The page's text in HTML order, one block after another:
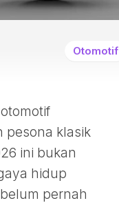
Otomotif
pesona klasik
ini bukan
hidup
pernah